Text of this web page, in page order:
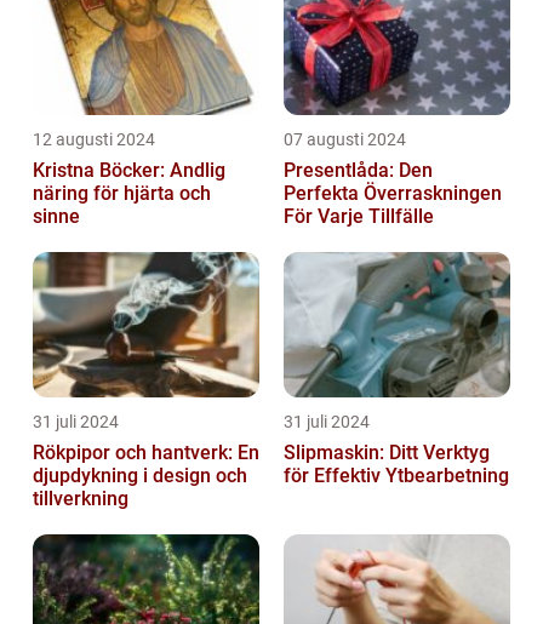
12 augusti 2024
Kristna Böcker: Andlig
näring för hjärta och
sinne
07 augusti 2024
Presentlåda: Den
Perfekta Överraskningen
För Varje Tillfälle
31 juli 2024
Rökpipor och hantverk: En
djupdykning i design och
tillverkning
31 juli 2024
Slipmaskin: Ditt Verktyg
för Effektiv Ytbearbetning